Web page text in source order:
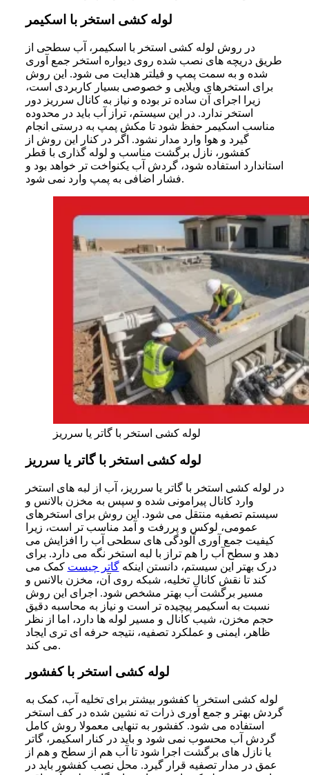
لوله کشی استخر با اسکیمر
در روش لوله کشی استخر با اسکیمر، آب سطحی از
طریق دریچه های نصب شده روی دیواره استخر جمع آوری
شده و به سمت پمپ و فیلتر هدایت می شود. این روش
برای استخرهای ویلایی و خصوصی بسیار کاربردی است،
زیرا اجرای آن ساده تر بوده و نیاز به کانال سرریز دور
استخر ندارد. در این سیستم، تراز آب باید در محدوده
مناسب اسکیمر حفظ شود تا مکش پمپ به درستی انجام
گیرد و هوا وارد مدار نشود. اگر در کنار این روش از
کفشور، نازل برگشت مناسب و لوله گذاری با قطر
استاندارد استفاده شود، گردش آب یکنواخت تر خواهد بود و
فشار اضافی به پمپ وارد نمی شود.
لوله کشی استخر با گاتر یا سرریز
لوله کشی استخر با گاتر یا سرریز
در لوله کشی استخر با گاتر یا سرریز، آب از لبه های استخر
وارد کانال پیرامونی شده و سپس به مخزن بالانس و
سیستم تصفیه منتقل می شود. این روش برای استخرهای
عمومی، لوکس و پررفت و آمد مناسب تر است، زیرا
کیفیت جمع آوری آلودگی های سطحی آب را افزایش می
دهد و سطح آب را هم تراز با لبه استخر نگه می دارد. برای
درک بهتر این سیستم، دانستن اینکهگاتر چیست کمک می
کند تا نقش کانال تخلیه، شبکه روی آن، مخزن بالانس و
مسیر برگشت آب بهتر مشخص شود. اجرای این روش
نسبت به اسکیمر پیچیده تر است و نیاز به محاسبه دقیق
حجم مخزن، شیب کانال و مسیر لوله ها دارد، اما از نظر
ظاهر، ایمنی و عملکرد تصفیه، نتیجه حرفه ای تری ایجاد
می کند.
لوله کشی استخر با کفشور
لوله کشی استخر با کفشور بیشتر برای تخلیه آب، کمک به
گردش بهتر و جمع آوری ذرات ته نشین شده در کف استخر
استفاده می شود. کفشور به تنهایی معمولا روش کامل
گردش آب محسوب نمی شود و باید در کنار اسکیمر، گاتر
یا نازل های برگشت اجرا شود تا آب هم از سطح و هم از
عمق در مدار تصفیه قرار گیرد. محل نصب کفشور باید در